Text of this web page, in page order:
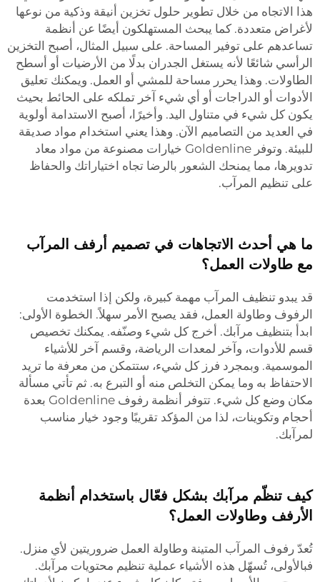
هذا الاتجاه من خلال تطوير حلول تخزين أنيقة وذكية من نوعها
لأغراض متعددة. كما يبحث المستهلكون أيضًا عن أنظمة
تساعدهم على توفير المساحة. على سبيل المثال، أصبح التخزين
الرأسي شائعًا لأنه يستغل الجدران بدلًا من الأرضيات أو أسطح
الطاولات. وهذا يحرر مساحة للمشي أو العمل. ويمكنك تعليق
الأدوات أو الدراجات أو أي شيء آخر تملكه على الحائط بحيث
يكون كل شيء في متناول اليد. وأخيرًا، أصبح الاستدامة أولوية
في العديد من التصاميم الآن. وهذا يعني استخدام مواد صديقة
للبيئة. وتوفر Goldenline خيارات مصنوعة من مواد معاد
تدويرها، مما يمنحك الشعور بالرضا تجاه اختياراتك والحفاظ
على تنظيم المرآب.
ما هي أحدث الاتجاهات في تصميم أرفف المرآب
مع طاولات العمل؟
قد يبدو تنظيف المرآب مهمة كبيرة، ولكن إذا استخدمت
الرفوف وطاولة العمل، فقد يصبح الأمر سهلاً. الخطوة الأولى:
ابدأ بتنظيف مرآبك. أخرج كل شيء وصنّفه. يمكنك تخصيص
قسم للأدوات، وآخر لمعدات الرياضة، وقسم آخر للأشياء
الموسمية. وبمجرد فرز كل شيء، ستتمكن من معرفة ما تريد
الاحتفاظ به وما يمكن التخلص منه أو التبرع به. ثم تأتي مسألة
مكان وضع كل شيء. تتوفر أنظمة رفوف Goldenline بعدة
أحجام وتكوينات، لذا من المؤكد تقريبًا وجود خيار مناسب
لمرآبك.
كيف تنظّم مرآبك بشكل فعّال باستخدام أنظمة
الأرفف وطاولات العمل؟
تُعدّ رفوف المرآب المتينة وطاولة العمل ضروريتين لأي منزل.
فبالأولى، تُسهّل هذه الأشياء عملية تنظيم محتويات مرآبك.